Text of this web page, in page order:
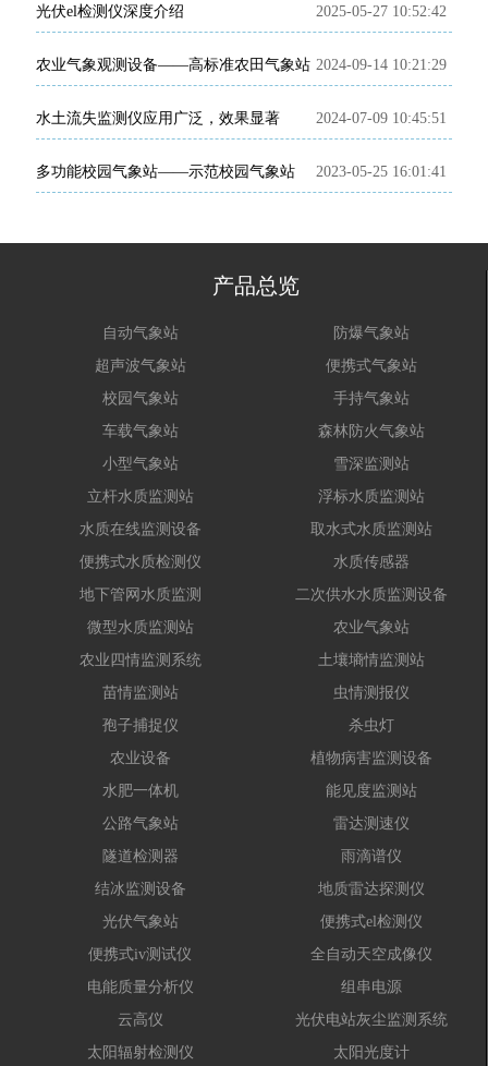
光伏el检测仪深度介绍 2025-05-27 10:52:42
农业气象观测设备——高标准农田气象站 2024-09-14 10:21:29
水土流失监测仪应用广泛，效果显著 2024-07-09 10:45:51
多功能校园气象站——示范校园气象站 2023-05-25 16:01:41
产品总览
自动气象站
防爆气象站
超声波气象站
便携式气象站
校园气象站
手持气象站
车载气象站
森林防火气象站
小型气象站
雪深监测站
立杆水质监测站
浮标水质监测站
水质在线监测设备
取水式水质监测站
便携式水质检测仪
水质传感器
地下管网水质监测
二次供水水质监测设备
微型水质监测站
农业气象站
农业四情监测系统
土壤墒情监测站
苗情监测站
虫情测报仪
孢子捕捉仪
杀虫灯
农业设备
植物病害监测设备
水肥一体机
能见度监测站
公路气象站
雷达测速仪
隧道检测器
雨滴谱仪
结冰监测设备
地质雷达探测仪
光伏气象站
便携式el检测仪
便携式iv测试仪
全自动天空成像仪
电能质量分析仪
组串电源
云高仪
光伏电站灰尘监测系统
太阳辐射检测仪
太阳光度计